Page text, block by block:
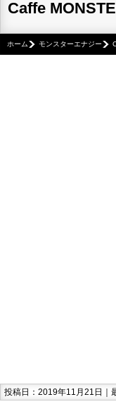
Caffe
ホーム モンスターエナジー
投稿日：2019年11月21日｜